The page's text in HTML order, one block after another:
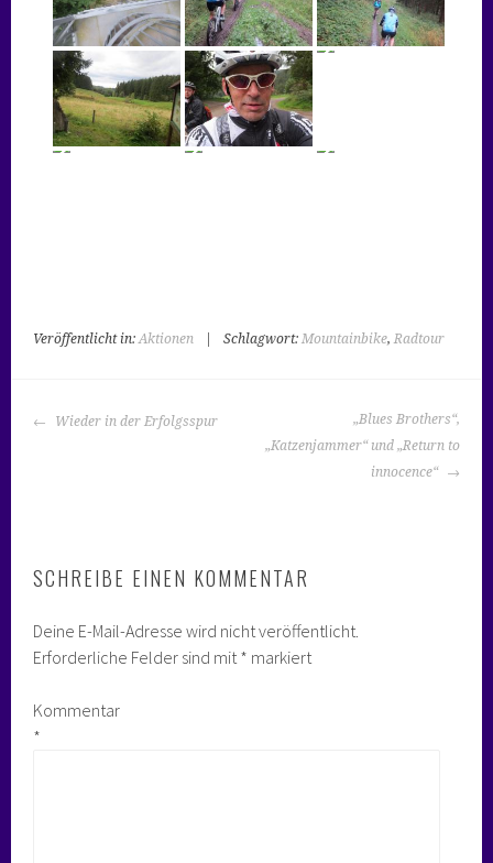
Veröffentlicht in:Aktionen Schlagwort:Mountainbike,Radtour
BEITRAGS-
Wieder in der Erfolgsspur
„Blues Brothers“,
„Katzenjammer“ und „Return to
innocence“
SCHREIBE EINEN KOMMENTAR
Deine E-Mail-Adresse wird nicht veröffentlicht.
Erforderliche Felder sind mit* markiert
Kommentar
*